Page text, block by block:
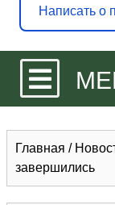
Написать о
Главная /
завершились